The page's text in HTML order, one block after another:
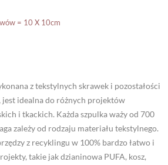
= 10 X 10cm
z tekstylnych skrawek i pozostałości
jest idealna do różnych projektów
i tkackich. Każda szpulka waży od 700
zależy od rodzaju materiału tekstylnego.
z recyklingu w 100% bardzo łatwo i
takie jak dzianinowa PUFA, kosz,